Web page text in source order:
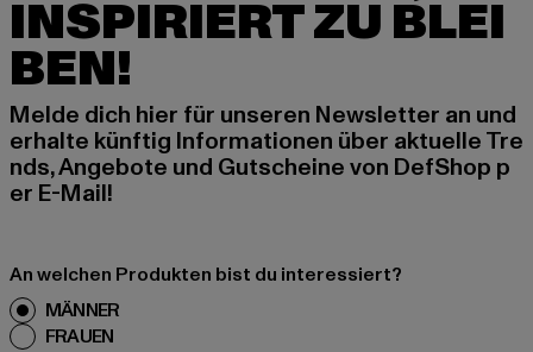
INSPIRIERT ZU BLEI
BEN!
Melde dich hier für unseren Newsletter an und
erhalte künftig Informationen über aktuelle Tre
nds, Angebote und Gutscheine von DefShop p
er E-Mail!
An welchen Produkten bist du interessiert?
MÄNNER
FRAUEN